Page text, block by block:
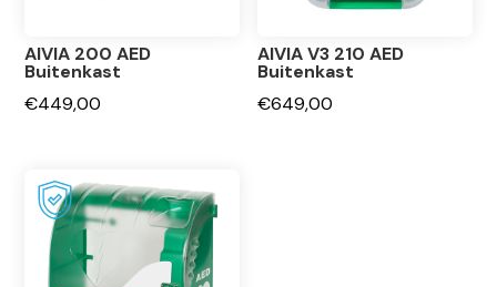
AIVIA 200 AED
Buitenkast
€449,00
AIVIA V3 210 AED
Buitenkast
€649,00